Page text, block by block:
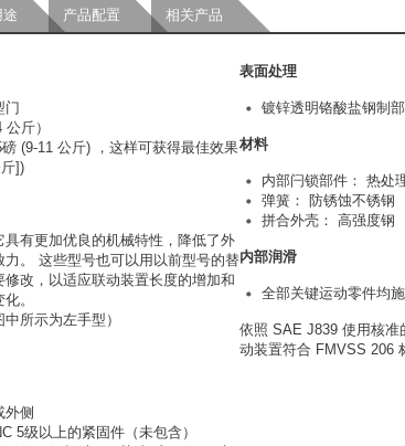
产品配置 相关产品
门
斤）
(9-11 公斤) ，这样可获得最佳效果
])
具有更加优良的机械特性，降低了外
。 这些型号也可以用以前型号的替
改，以适应联动装置长度的增加和
。
所示为左手型）
外侧
5级以上的紧固件（未包含）
表面处理
镀锌透明铬酸盐钢制
材料
内部闩锁部件： 热处
弹簧： 防锈蚀不锈钢
拼合外壳： 高强度钢
内部润滑
全部关键运动零件均
依照 SAE J839 使用核准
动装置符合 FMVSS 206